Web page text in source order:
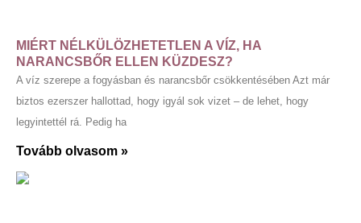
MIÉRT NÉLKÜLÖZHETETLEN A VÍZ, HA
NARANCSBŐR ELLEN KÜZDESZ?
A víz szerepe a fogyásban és narancsbőr csökkentésében Azt már
biztos ezerszer hallottad, hogy igyál sok vizet – de lehet, hogy
legyintettél rá. Pedig ha
Tovább olvasom »